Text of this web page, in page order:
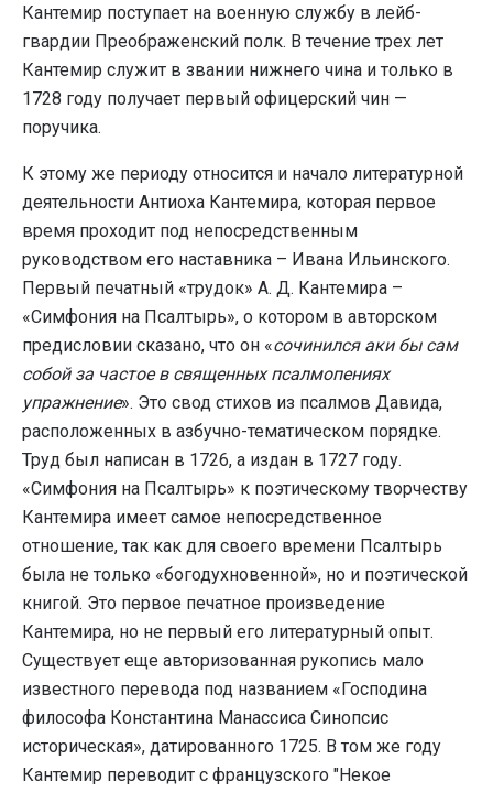
Кантемир поступает на военную службу в лейб-
гвардии Преображенский полк. В течение трех лет
Кантемир служит в звании нижнего чина и только в
1728 году получает первый офицерский чин —
поручика.
К этому же периоду относится и начало литературной
деятельности Антиоха Кантемира, которая первое
время проходит под непосредственным
руководством его наставника – Ивана Ильинского.
Первый печатный «трудок» А. Д. Кантемира –
«Симфония на Псалтырь», о котором в авторском
предисловии сказано, что он «сочинился аки бы сам
собой за частое в священных псалмопениях
упражнение». Это свод стихов из псалмов Давида,
расположенных в азбучно-тематическом порядке.
Труд был написан в 1726, а издан в 1727 году.
«Симфония на Псалтырь» к поэтическому творчеству
Кантемира имеет самое непосредственное
отношение, так как для своего времени Псалтырь
была не только «богодухновенной», но и поэтической
книгой. Это первое печатное произведение
Кантемира, но не первый его литературный опыт.
Существует еще авторизованная рукопись мало
известного перевода под названием «Господина
философа Константина Манассиса Синопсис
историческая», датированного 1725. В том же году
Кантемир переводит с французского "Некое